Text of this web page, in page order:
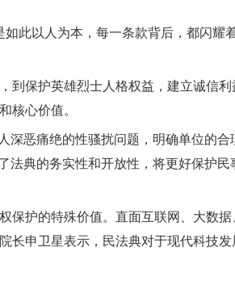
此以人为本，每一条款背后，都闪耀
保护英雄烈士人格权益，建立诚信
核心价值。
恶痛绝的性骚扰问题，明确单位的
典的务实性和开放性，将更好保护
保护的特殊价值。直面互联网、大数
申卫星表示，民法典对于现代科技